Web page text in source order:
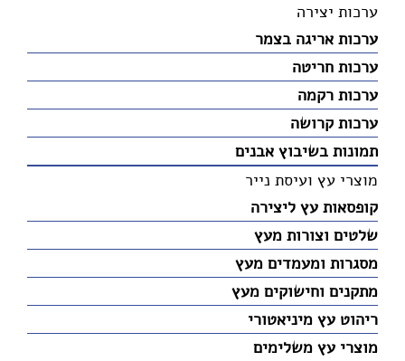
ערכות יצירה
ערכות אריגה בצמר
ערכות חריטה
ערכות רקמה
ערכות קרושה
תמונות בשיבוץ אבנים
מוצרי עץ ועיסת נייר
קופסאות עץ ליצירה
שלטים וצורות מעץ
מסגרות ומעמדים מעץ
מתקנים וחישוקים מעץ
ריהוט עץ מיניאטורי
מוצרי עץ משלימים